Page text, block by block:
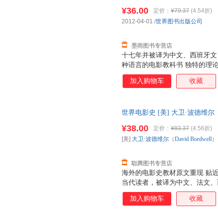
方便阅读查询，满足读者研究
十七年并被译为中文、西班牙
种语言的电影教科书 独特的理
影发展脉络，全面解析电影与
领衔的3D时代，纵览电影百年
富的研究细节与更翔实的资料
方便阅读查询，满足读者研究
¥36.00 定价： ¥79.37 (4.54折)
墨雨图书专营店
2012-04-01 /世界图书出版公司
加入购物车 收藏
世界电影史 [美] 大卫·波德维尔
海外的电影史教材原文重现 贴
当代读者，被译为中文、法文
电影史教科书。美国著名电影
书从电影诞生之初到当今全球
¥38.00 定价： ¥83.37 (4.56折)
聪腾图书专营店
[美] 大卫·波德维尔 （David Bordwell
加入购物车 收藏